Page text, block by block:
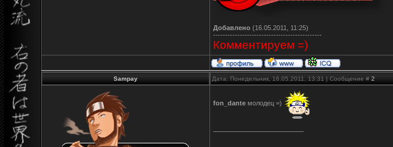
Добавлено (16.05.2011, 11:25)
---------------------------------------------
Комментируем =)
Sampay Дата: Понедельник, 16.05.2011, 13:31 | Сообщение # 2
fon_dante молодец =)